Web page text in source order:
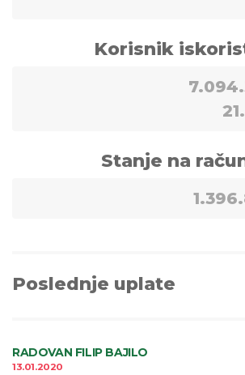
Korisnik
Stanje na
Poslednje uplate
RADOVAN FILIP BAJILO
13.01.2020